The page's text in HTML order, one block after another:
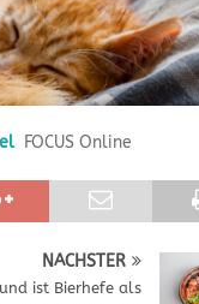
Katzen fördern die geistige
dem Hoopers-Sport –
Prinz William müssen
oder Eierschalen?
FOCUS Online
NÄCHSTER
ist Bierhefe als